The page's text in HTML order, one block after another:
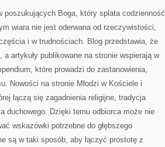
Boga, który splata codzienność
wiara nie jest oderwana od rzeczywistości,
i w trudnościach. Blog przedstawia, że
artykuły publikowane na stronie wspierają w
które prowadzi do zastanowienia,
Nowości na stronie Młodzi w Kościele i
łączą się zagadnienia religijne, tradycja
duchowego. Dzięki temu odbiorca może nie
wskazówki potrzebne do głębszego
są w taki sposób, aby łączyć prostotę z